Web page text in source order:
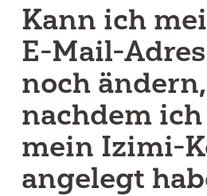
Kann ich
E-Mail-
noch ändern,
nachdem ich
mein Izimi-
angelegt